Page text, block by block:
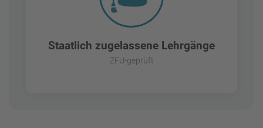
Staatlich zugelassene Lehrgänge
ZFU-geprüft